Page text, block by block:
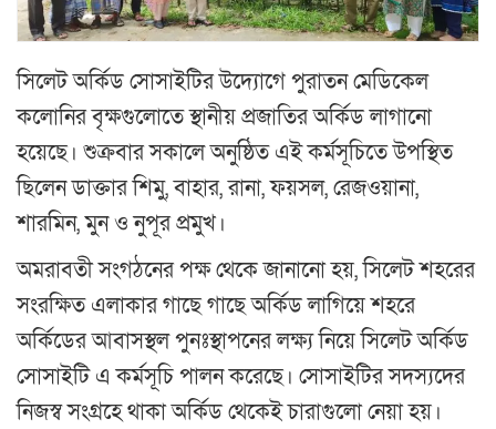
সিলেট অর্কিড সোসাইটির উদ্যোগে পুরাতন মেডিকেল
কলোনির বৃক্ষগুলোতে স্থানীয় প্রজাতির অর্কিড লাগানো
হয়েছে। শুক্রবার সকালে অনুষ্ঠিত এই কর্মসূচিতে উপস্থিত
ছিলেন ডাক্তার শিমু, বাহার, রানা, ফয়সল, রেজওয়ানা,
শারমিন, মুন ও নুপূর প্রমুখ।
অমরাবতী সংগঠনের পক্ষ থেকে জানানো হয়, সিলেট শহরের
সংরক্ষিত এলাকার গাছে গাছে অর্কিড লাগিয়ে শহরে
অর্কিডের আবাসস্থল পুনঃস্থাপনের লক্ষ্য নিয়ে সিলেট অর্কিড
সোসাইটি এ কর্মসূচি পালন করেছে। সোসাইটির সদস্যদের
নিজস্ব সংগ্রহে থাকা অর্কিড থেকেই চারাগুলো নেয়া হয়।